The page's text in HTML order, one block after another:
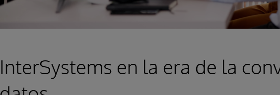
InterSystems en la era de la